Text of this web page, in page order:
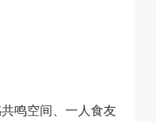
鸣空间、一人食友